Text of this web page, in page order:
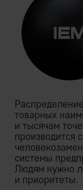
товарных
и тысячам
производится
системы
Людям нужно
и приоритеты.